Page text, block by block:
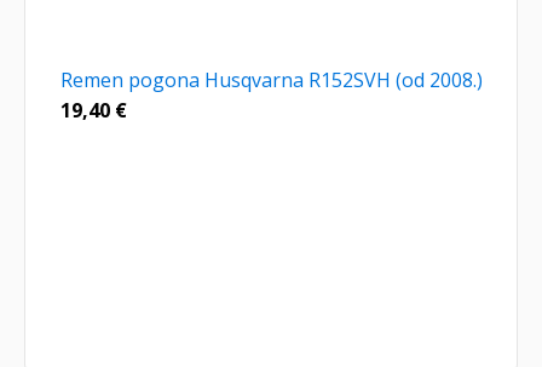
Remen pogona Husqvarna R152SVH (od 2008.)
19,40 €